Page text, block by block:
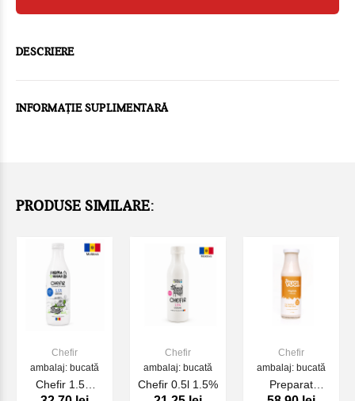
DESCRIERE
INFORMAȚIE SUPLIMENTARĂ
PRODUSE SIMILARE:
Chefir
ambalaj: bucată
Chefir 1.5%
Chefir
ambalaj: bucată
Chefir 0.5l 1.5%
Chefir
ambalaj: bucată
Preparat